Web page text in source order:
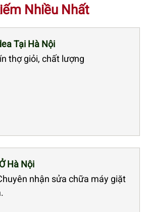
Nhiều Nhất
Tại Hà Nội
thợ giỏi, chất lượng
Hà Nội
nhận sửa chữa máy giặt